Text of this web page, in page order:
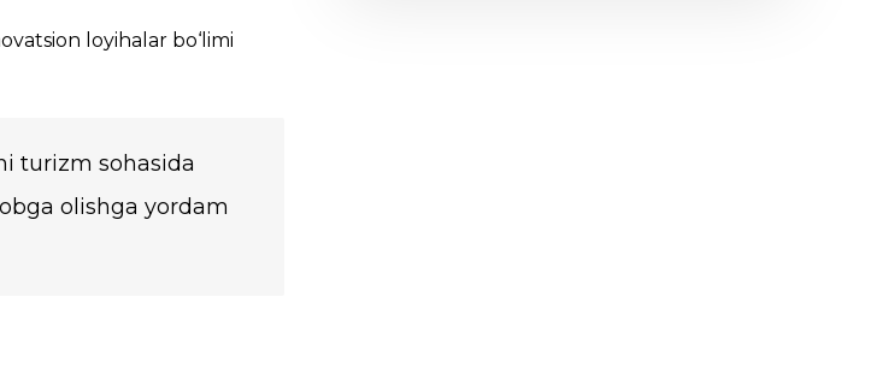
loyihalar bo‘limi
turizm sohasida
olishga yordam